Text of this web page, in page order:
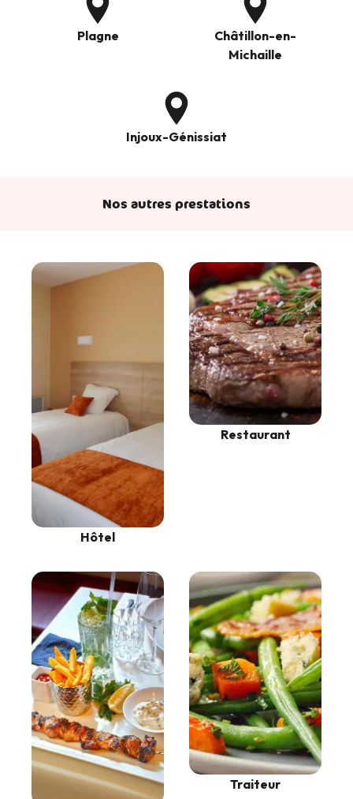
Plagne
Châtillon-en-
Michaille
Injoux-Génissiat
Nos autres prestations
Hôtel
Restaurant
Traiteur